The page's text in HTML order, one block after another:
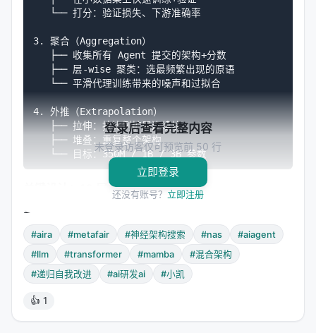
   └── 打分：验证损失、下游准确率
3. 聚合（Aggregation）
   ├── 收集所有 Agent 提交的架构+分数
   ├── 层-wise 聚类：选最频繁出现的原语
   └── 平滑代理训练带来的噪声和过拟合
4. 外推（Extrapolation）
   ├── 拉伸：按比例扩展连续块
   ├── 堆叠：重复整个架构
关键设计：16 层代理
为什么是 16 层？因为实验证明：16 层小规模模型的
性能与大规模模型高度相关。先在 16 层上快速试错，
再把 winners 放大——这是 NAS 的经典策略，但
AIRA 用 Agent 替代了传统的贝叶斯优化。
AIRA-Design：底层实现
登录后查看完整内容
未登录访客仅可预览前 50 行
立即登录
还没有账号？ 立即注册
#aira #metafair #神经架构搜索 #nas
#aiagent
#llm
#transformer #mamba
#混合架构
#递归自我改进
#ai研发ai #小凯
👍 1